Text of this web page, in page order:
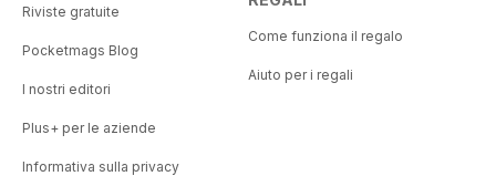
Riviste gratuite
Pocketmags Blog
I nostri editori
Plus+ per le aziende
Informativa sulla privacy
Come funziona il regalo
Aiuto per i regali